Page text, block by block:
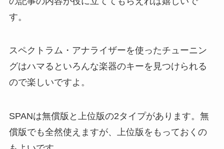
す。
スペクトラム・アナライザーを使ったチューニン
グはハマるといろんな楽器のキーを見つけられる
ので楽しいですよ。
SPANは無償版と上位版の2タイプがあります。無
償版でも全然使えますが、上位版をもっておくの